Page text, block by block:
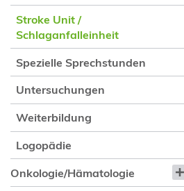
Stroke Unit /
Schlaganfalleinheit
Spezielle Sprechstunden
Untersuchungen
Weiterbildung
Logopädie
Onkologie/Hämatologie